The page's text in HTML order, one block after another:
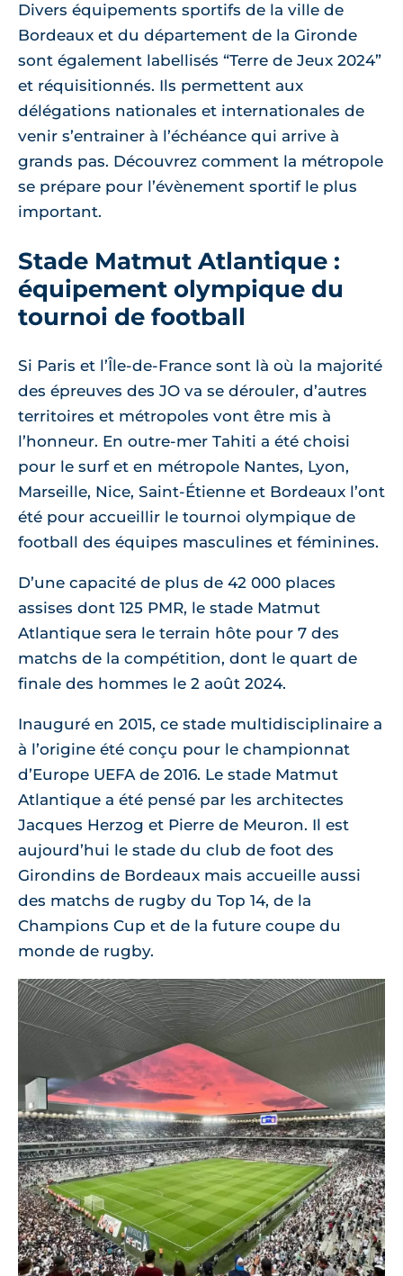
Divers équipements sportifs de la ville de
Bordeaux et du département de la Gironde
sont également labellisés “Terre de Jeux 2024”
et réquisitionnés. Ils permettent aux
délégations nationales et internationales de
venir s’entrainer à l’échéance qui arrive à
grands pas. Découvrez comment la métropole
se prépare pour l’évènement sportif le plus
important.
Stade Matmut Atlantique :
équipement olympique du
tournoi de football
Si Paris et l’Île-de-France sont là où la majorité
des épreuves des JO va se dérouler, d’autres
territoires et métropoles vont être mis à
l’honneur. En outre-mer Tahiti a été choisi
pour le surf et en métropole Nantes, Lyon,
Marseille, Nice, Saint-Étienne et Bordeaux l’ont
été pour accueillir le tournoi olympique de
football des équipes masculines et féminines.
D’une capacité de plus de 42 000 places
assises dont 125 PMR, le stade Matmut
Atlantique sera le terrain hôte pour 7 des
matchs de la compétition, dont le quart de
finale des hommes le 2 août 2024.
Inauguré en 2015, ce stade multidisciplinaire a
à l’origine été conçu pour le championnat
d’Europe UEFA de 2016. Le stade Matmut
Atlantique a été pensé par les architectes
Jacques Herzog et Pierre de Meuron. Il est
aujourd’hui le stade du club de foot des
Girondins de Bordeaux mais accueille aussi
des matchs de rugby du Top 14, de la
Champions Cup et de la future coupe du
monde de rugby.